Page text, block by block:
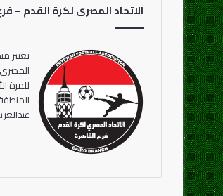
الاتحاد المصرى لكرة القدم –
تعتبر